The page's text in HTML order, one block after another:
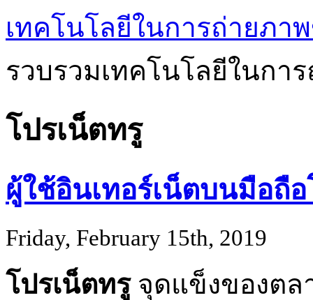
เทคโนโลยีในการถ่ายภา
รวบรวมเทคโนโลยีในกา
โปรเน็ตทรู
ผู้ใช้อินเทอร์เน็ตบนมือถื
Friday, February 15th, 2019
โปรเน็ตทรูจุดแข็งของตล